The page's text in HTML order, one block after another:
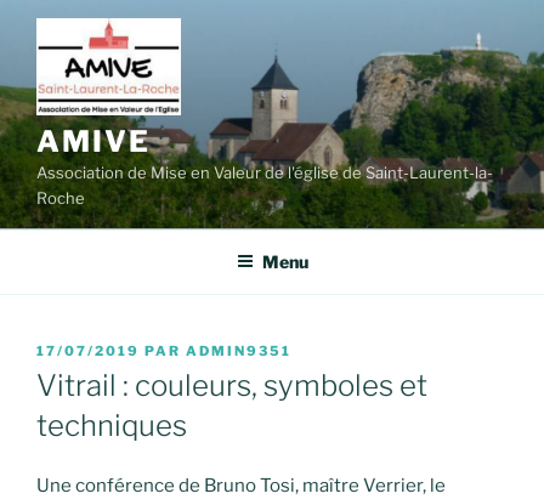
Aller
contenu
principal
AMIVE
Association de Mise en Valeur de l'église de Saint-Laurent-la-
Roche
Menu
PUBLIÉ
LE
17/07/2019 PAR ADMIN9351
Vitrail : couleurs, symboles et
techniques
Une conférence de Bruno Tosi, maître Verrier, le